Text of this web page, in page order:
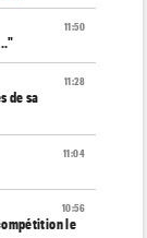
11:50
11:28
de sa
11:04
10:56
le